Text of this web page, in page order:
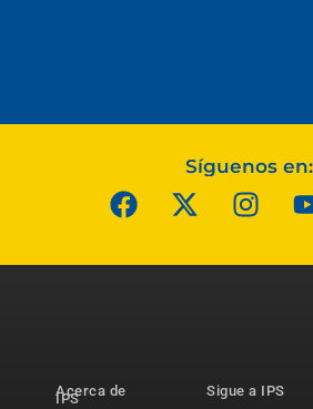
Síguenos en:
Acerca de
IPS
Sigue a IPS